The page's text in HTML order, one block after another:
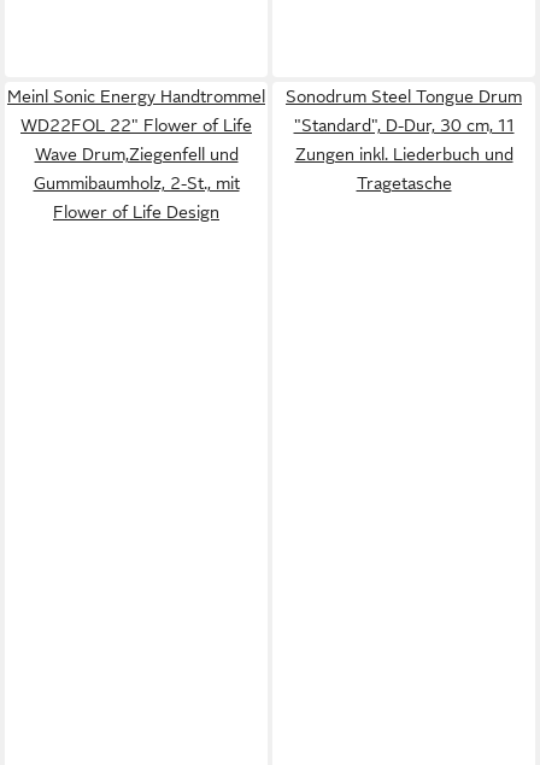
Meinl Sonic Energy Handtrommel
WD22FOL 22" Flower of Life
Wave Drum,Ziegenfell und
Gummibaumholz, 2-St., mit
Flower of Life Design
Sonodrum Steel Tongue Drum
"Standard", D-Dur, 30 cm, 11
Zungen inkl. Liederbuch und
Tragetasche